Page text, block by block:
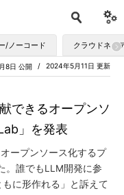
/ノーコード クラウドネイ
2024年5月11日 更新
8日 公開
できるオープンソ
」を発表
ープンソース化するプ
。誰でもLLM開発に参
に形作れる」と訴えて